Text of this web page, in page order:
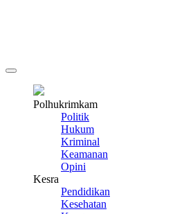
Polhukrimkam
Politik
Hukum
Kriminal
Keamanan
Opini
Kesra
Pendidikan
Kesehatan